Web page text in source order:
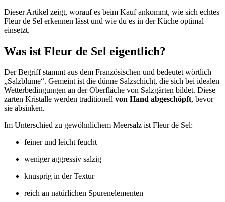
Dieser Artikel zeigt, worauf es beim Kauf ankommt, wie sich echtes
Fleur de Sel erkennen lässt und wie du es in der Küche optimal
einsetzt.
Was ist Fleur de Sel eigentlich?
Der Begriff stammt aus dem Französischen und bedeutet wörtlich
„Salzblume“. Gemeint ist die dünne Salzschicht, die sich bei idealen
Wetterbedingungen an der Oberfläche von Salzgärten bildet. Diese
zarten Kristalle werden traditionell von Hand abgeschöpft, bevor
sie absinken.
Im Unterschied zu gewöhnlichem Meersalz ist Fleur de Sel:
feiner und leicht feucht
weniger aggressiv salzig
knusprig in der Textur
reich an natürlichen Spurenelementen